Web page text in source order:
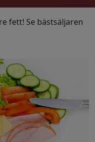
fett! Se bästsäljaren